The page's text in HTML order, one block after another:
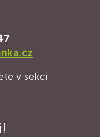
v sekci